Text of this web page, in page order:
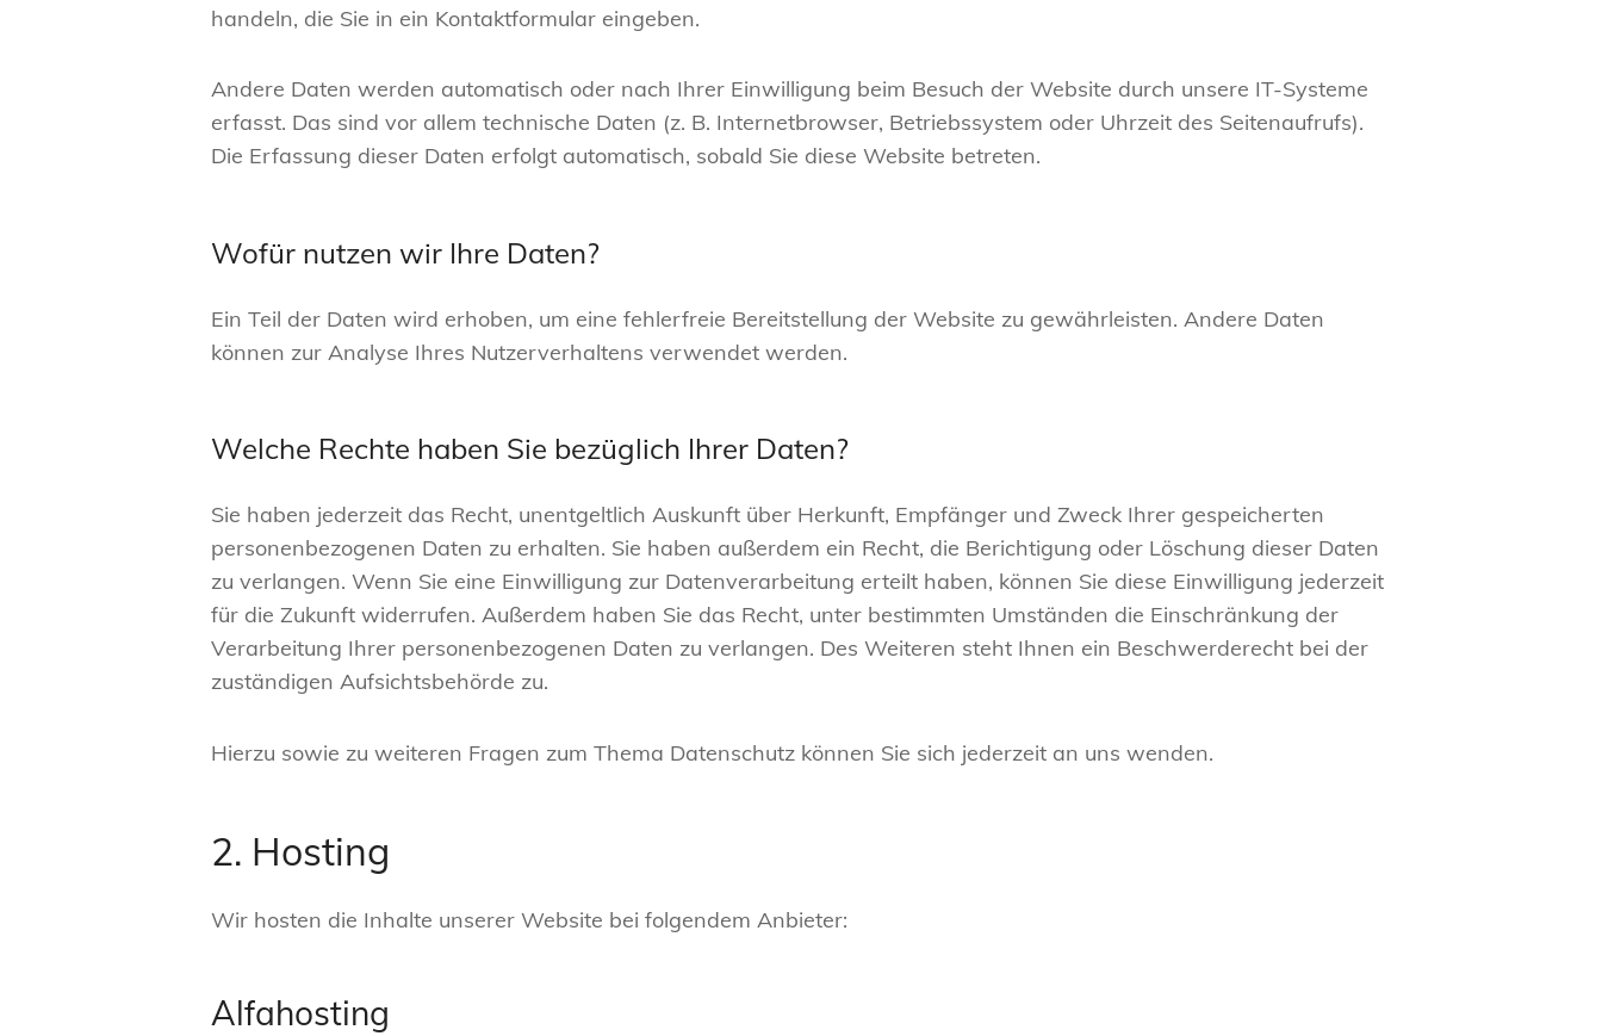
handeln, die Sie in ein Kontaktformular eingeben.
Andere Daten werden automatisch oder nach Ihrer Einwilligung beim Besuch der Website durch unsere IT-Systeme
erfasst. Das sind vor allem technische Daten (z. B. Internetbrowser, Betriebssystem oder Uhrzeit des Seitenaufrufs).
Die Erfassung dieser Daten erfolgt automatisch, sobald Sie diese Website betreten.
Wofür nutzen wir Ihre Daten?
Ein Teil der Daten wird erhoben, um eine fehlerfreie Bereitstellung der Website zu gewährleisten. Andere Daten
können zur Analyse Ihres Nutzerverhaltens verwendet werden.
Welche Rechte haben Sie bezüglich Ihrer Daten?
Sie haben jederzeit das Recht, unentgeltlich Auskunft über Herkunft, Empfänger und Zweck Ihrer gespeicherten
personenbezogenen Daten zu erhalten. Sie haben außerdem ein Recht, die Berichtigung oder Löschung dieser Daten
zu verlangen. Wenn Sie eine Einwilligung zur Datenverarbeitung erteilt haben, können Sie diese Einwilligung jederzeit
für die Zukunft widerrufen. Außerdem haben Sie das Recht, unter bestimmten Umständen die Einschränkung der
Verarbeitung Ihrer personenbezogenen Daten zu verlangen. Des Weiteren steht Ihnen ein Beschwerderecht bei der
zuständigen Aufsichtsbehörde zu.
Hierzu sowie zu weiteren Fragen zum Thema Datenschutz können Sie sich jederzeit an uns wenden.
2. Hosting
Wir hosten die Inhalte unserer Website bei folgendem Anbieter:
Alfahosting